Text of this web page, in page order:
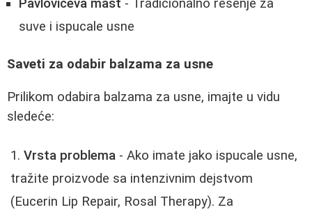
Pavlovićeva mast - Tradicionalno rešenje za
suve i ispucale usne
Saveti za odabir balzama za usne
Prilikom odabira balzama za usne, imajte u vidu
sledeće:
Vrsta problema - Ako imate jako ispucale usne,
tražite proizvode sa intenzivnim dejstvom
(Eucerin Lip Repair, Rosal Therapy). Za